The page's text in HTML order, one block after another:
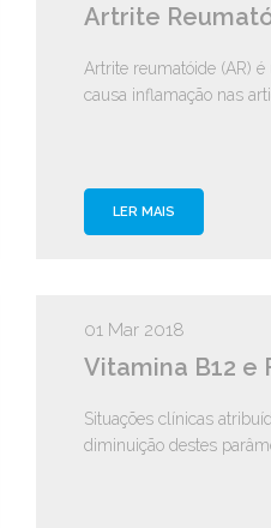
Artrite
Artrite reumatóide (AR)
causa inflamação nas
LER MAIS
01 Mar 2018
Vitamina B12 e
Situações clínicas
diminuição destes